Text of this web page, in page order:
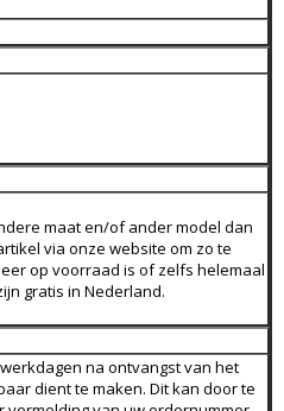
maat en/of ander model dan
via onze website om zo te
op voorraad is of zelfs helemaal
gratis in Nederland.
na ontvangst van het
dient te maken. Dit kan door te